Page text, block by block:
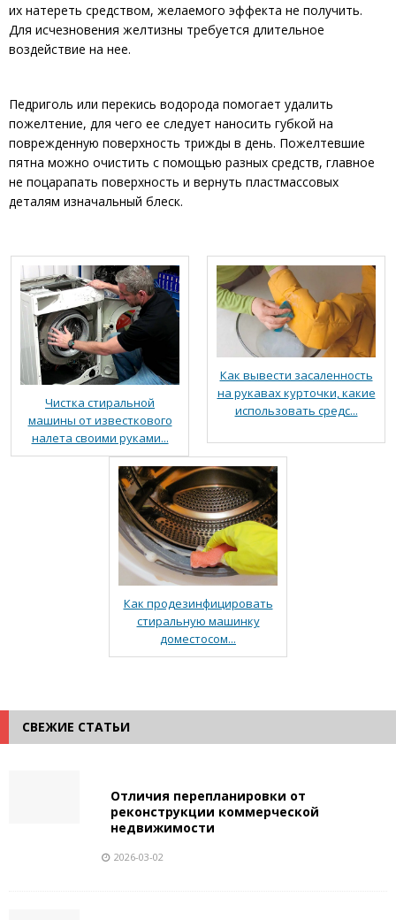
их натереть средством, желаемого эффекта не получить.
Для исчезновения желтизны требуется длительное
воздействие на нее.
Педриголь или перекись водорода помогает удалить
пожелтение, для чего ее следует наносить губкой на
поврежденную поверхность трижды в день. Пожелтевшие
пятна можно очистить с помощью разных средств, главное
не поцарапать поверхность и вернуть пластмассовых
деталям изначальный блеск.
Чистка стиральной
машины от известкового
налета своими руками...
Как вывести засаленность
на рукавах курточки, какие
использовать средс...
Как продезинфицировать
стиральную машинку
доместосом...
СВЕЖИЕ СТАТЬИ
Отличия перепланировки от
реконструкции коммерческой
недвижимости
2026-03-02